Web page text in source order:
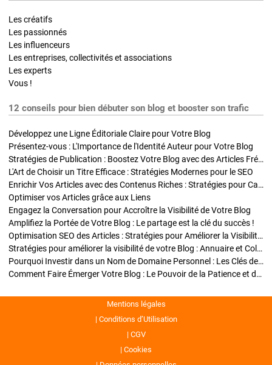
Les créatifs
Les passionnés
Les influenceurs
Les entreprises, collectivités et associations
Les experts
Vous !
12 conseils pour bien débuter son blog et booster son trafic
Développez une Ligne Éditoriale Claire pour Votre Blog
Présentez-vous : L'Importance de l'Identité Auteur pour Votre Blog
Stratégies de Publication : Boostez Votre Blog avec des Articles Fréquents et Exclusifs
L'Art de Choisir un Titre Efficace : Stratégies Modernes pour le SEO
Enrichir Vos Articles avec des Contenus Riches : Stratégies pour Captiver et Optimiser
Optimiser vos Articles grâce aux Liens
Engagez la Conversation pour Accroître la Visibilité de Votre Blog
Amplifiez la Portée de Votre Blog : Le partage est la clé du succès !
Optimisation SEO des Articles : Stratégies pour Améliorer la Visibilité de Votre Blog
Stratégies pour améliorer la visibilité de votre Blog : Annuaire et Collaborations
Pourquoi Investir dans un Nom de Domaine Personnel : Les Clés de la Réussite de Votre Blog
Comment Faire Émerger Votre Blog : Le Pouvoir de la Patience et de la Persévérance
Mentions légales
Conditions d’Utilisation
CGV
Cookies